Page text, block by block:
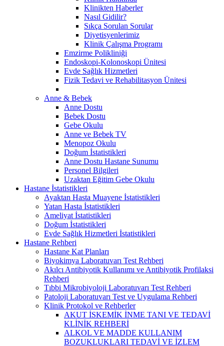
Klinikten Haberler
Nasıl Gidilir?
Sıkça Sorulan Sorular
Diyetisyenlerimiz
Klinik Çalışma Programı
Emzirme Polikliniği
Endoskopi-Kolonoskopi Ünitesi
Evde Sağlık Hizmetleri
Fizik Tedavi ve Rehabilitasyon Ünitesi
Anne & Bebek
Anne Dostu
Bebek Dostu
Gebe Okulu
Anne ve Bebek TV
Menopoz Okulu
Doğum İstatistikleri
Anne Dostu Hastane Sunumu
Personel Bilgileri
Uzaktan Eğitim Gebe Okulu
Hastane İstatistikleri
Ayaktan Hasta Muayene İstatistikleri
Yatan Hasta İstatistikleri
Ameliyat İstatistikleri
Doğum İstatistikleri
Evde Sağlık Hizmetleri İstatistikleri
Hastane Rehberi
Hastane Kat Planları
Biyokimya Laboratuvarı Test Rehberi
Akılcı Antibiyotik Kullanımı ve Antibiyotik Profilaksi
Rehberi
Tıbbi Mikrobiyoloji Laboratuvarı Test Rehberi
Patoloji Laboratuvarı Test ve Uygulama Rehberi
Klinik Protokol ve Rehberler
AKUT İSKEMİK İNME TANI VE TEDAVİ
KLİNİK REHBERİ
ALKOL VE MADDE KULLANIM
BOZUKLUKLARI TEDAVİ VE İZLEM